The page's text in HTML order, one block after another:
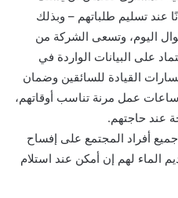
عند تسليم طلباتهم – وبذلك
اليوم، وتسعى الشركة من
على البيانات الواردة في
القيادة للسائقين وضمان
ساعات عمل مرنة تناسب أوقاتهم،
عند حاجتهم.
أفراد المجتمع على إفساح
الماء لهم إن أمكن عند استلام